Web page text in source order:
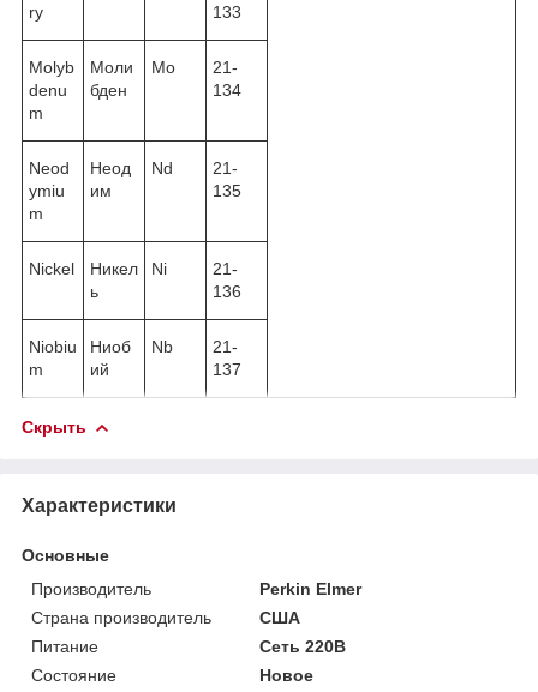
ry
133
Molyb
denu
m
Моли
бден
Mo
21-
134
Neod
ymiu
m
Неод
им
Nd
21-
135
Nickel
Никел
ь
Ni
21-
136
Niobiu
m
Ниоб
ий
Nb
21-
137
Скрыть
Характеристики
Основные
Производитель
Perkin Elmer
Страна производитель
США
Питание
Сеть 220В
Состояние
Новое